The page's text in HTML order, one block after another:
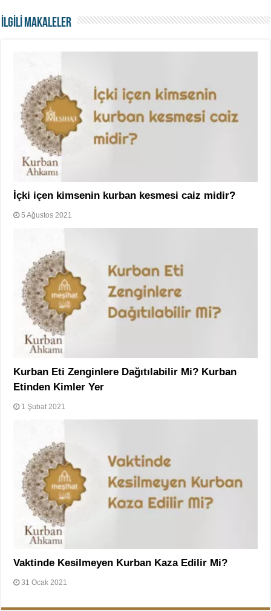
İLGİLİ MAKALELER
İçki içen kimsenin kurban kesmesi caiz midir?
5 Ağustos 2021
Kurban Eti Zenginlere Dağıtılabilir Mi? Kurban
Etinden Kimler Yer
1 Şubat 2021
Vaktinde Kesilmeyen Kurban Kaza Edilir Mi?
31 Ocak 2021